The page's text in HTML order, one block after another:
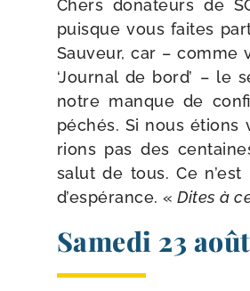
Chers dona­teurs de
puisque vous faites
Sauveur, car – comme
‘Journal de bord’ – le
notre manque de
péchés. Si nous
rions pas des
salut de tous. Ce
d’espérance. « Dites à
Samedi 23